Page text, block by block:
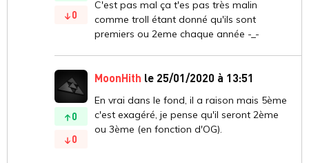
0
C'est pas mal ça t'es pas très malin
comme troll étant donné qu'ils sont
premiers ou 2eme chaque année -_-
0
0
MoonHith le 25/01/2020 à 13:51
En vrai dans le fond, il a raison mais 5ème
c'est exagéré, je pense qu'il seront 2ème
ou 3ème (en fonction d'OG).